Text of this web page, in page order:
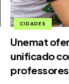
CIDADES
Unemat
unificado